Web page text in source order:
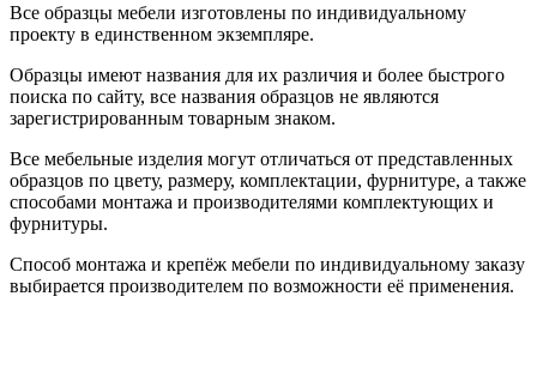
Все образцы мебели изготовлены по индивидуальному
проекту в единственном экземпляре.
Образцы имеют названия для их различия и более быстрого
поиска по сайту, все названия образцов не являются
зарегистрированным товарным знаком.
Все мебельные изделия могут отличаться от представленных
образцов по цвету, размеру, комплектации, фурнитуре, а также
способами монтажа и производителями комплектующих и
фурнитуры.
Способ монтажа и крепёж мебели по индивидуальному заказу
выбирается производителем по возможности её применения.